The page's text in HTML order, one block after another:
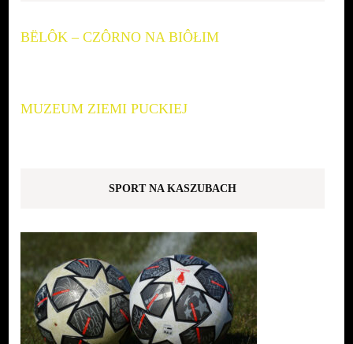
BËLÔK – CZÔRNO NA BIÔŁIM
MUZEUM ZIEMI PUCKIEJ
SPORT NA KASZUBACH